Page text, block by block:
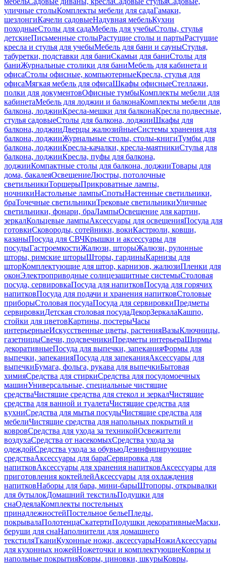
уличные столыКомплекты мебели для садаГамаки,
шезлонгиКачели садовыеНадувная мебельКухни
походныеСтолы для садаМебель для учебыСтолы, стулья
детскиеПисьменные столыРастущие столы и партыРастущие
кресла и стулья для учебыМебель для бани и сауныСтулья,
табуретки, подставки для баниСкамьи для баниСтолы для
баниЖурнальные столики для баниМебель для кабинета и
офисаСтолы офисные, компьютерныеКресла, стулья для
офисаМягкая мебель для офисаШкафы офисныеСтеллажи,
полки для документовОфисные тумбыКомплекты мебели для
кабинетаМебель для лоджии и балконаКомплекты мебели для
балкона, лоджииКресла-мешки для балконаКресла подвесные,
стулья садовыеСтолы для балкона, лоджииШкафы для
балкона, лоджииДверцы жалюзийныеСистемы хранения для
балкона, лоджииЖурнальные столы, столы-книгиТумбы для
балкона, лоджииКресла-качалки, кресла-маятникиСтулья для
балкона, лоджииКресла, пуфы для балкона,
лоджииКомпактные столы для балкона, лоджииТовары для
дома, бакалеяОсвещениеЛюстры, потолочные
светильникиТоршерыПрикроватные лампы,
ночникиНастольные лампыСпотыНастенные светильники,
браТочечные светильникиТрековые светильникиУличные
светильники, фонари, браЛампыОсвещение для картин,
зеркалКольцевые лампыАксессуары для освещенияПосуда для
готовкиСковороды, сотейники, вокиКастрюли, ковши,
казаныПосуда для СВЧКрышки и аксессуары для
посудыГастроемкостиЖалюзи, шторыЖалюзи, рулонные
шторы, римские шторыШторы, гардиныКарнизы для
шторКомплектующие для штор, карнизов, жалюзиПленки для
оконЭлектроприводные солнцезащитные системыСтоловая
посуда, сервировкаПосуда для напитковПосуда для горячих
напитковПосуда для подачи и хранения напитковСтоловые
приборыСтоловая посудаПосуда для сервировкиПредметы
сервировкиДетская столовая посудаДекорЗеркалаКашпо,
стойки для цветовКартины, постерыЧасы
интерьерныеИскусственные цветы, растенияВазыКлючницы,
газетницыСвечи, подсвечникиПредметы интерьераШирмы
декоративныеПосуда для выпечки, запеканияФормы для
выпечки, запеканияПосуда для запеканияАксессуары для
выпечкиБумага, фольга, рукава для выпечкиБытовая
химияСредства для стиркиСредства для посудомоечных
машинУниверсальные, специальные чистящие
средстваЧистящие средства для стекол и зеркалЧистящие
средства для ванной и туалетаЧистящие средства для
кухниСредства для мытья посудыЧистящие средства для
мебелиЧистящие средства для напольных покрытий и
ковровСредства для ухода за техникойОсвежители
воздухаСредства от насекомыхСредства ухода за
одеждойСредства ухода за обувьюДезинфицирующие
средстваАксессуары для бараСервировка для
напитковАксессуары для хранения напитковАксессуары для
приготовления коктейлейАксессуары для охлаждения
напитковНаборы для бара, мини-барыШтопоры, открывалки
для бутылокДомашний текстильПодушки для
снаОдеялаКомплекты постельных
принадлежностейПостельное бельеПледы,
покрывалаПолотенцаСкатертиПодушки декоративныеМаски,
беруши для снаНаполнители для домашнего
текстиляТканиКухонные ножи, аксессуарыНожиАксессуары
для кухонных ножейНожеточки и комплектующиеКовры и
напольные покрытияКовры, циновки, шкурыКовры,